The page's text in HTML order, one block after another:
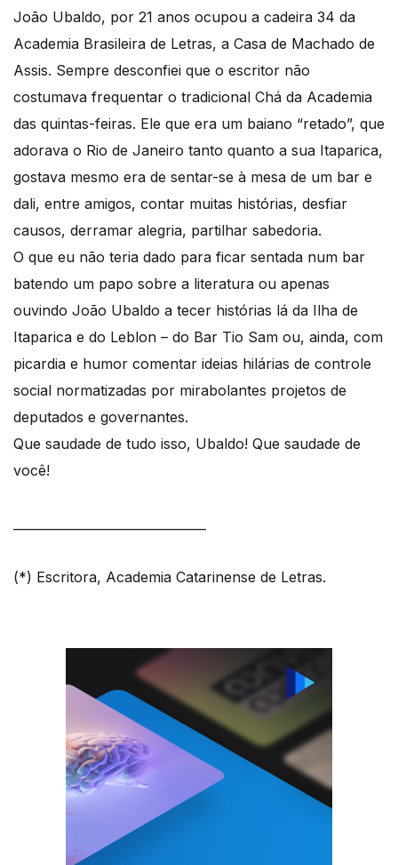
João Ubaldo, por 21 anos ocupou a cadeira 34 da
Academia Brasileira de Letras, a Casa de Machado de
Assis. Sempre desconfiei que o escritor não
costumava frequentar o tradicional Chá da Academia
das quintas-feiras. Ele que era um baiano “retado”, que
adorava o Rio de Janeiro tanto quanto a sua Itaparica,
gostava mesmo era de sentar-se à mesa de um bar e
dali, entre amigos, contar muitas histórias, desfiar
causos, derramar alegria, partilhar sabedoria.
O que eu não teria dado para ficar sentada num bar
batendo um papo sobre a literatura ou apenas
ouvindo João Ubaldo a tecer histórias lá da Ilha de
Itaparica e do Leblon – do Bar Tio Sam ou, ainda, com
picardia e humor comentar ideias hilárias de controle
social normatizadas por mirabolantes projetos de
deputados e governantes.
Que saudade de tudo isso, Ubaldo! Que saudade de
você!
(*) Escritora, Academia Catarinense de Letras.